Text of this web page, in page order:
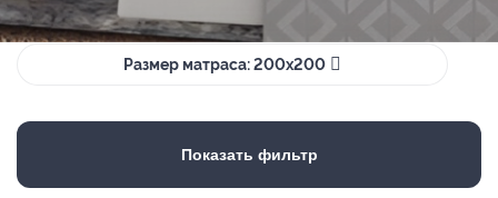
Размер матраса: 200х200
Показать фильтр